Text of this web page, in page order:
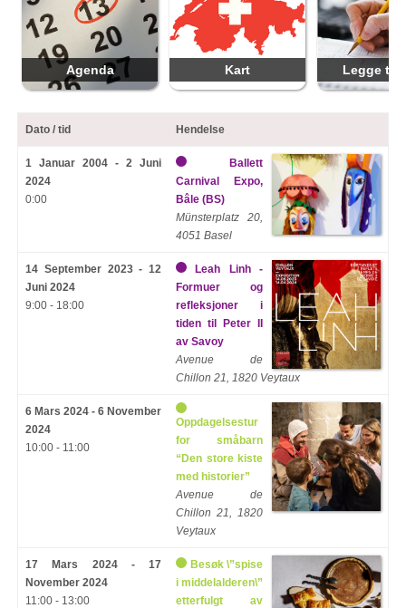
Agenda Kart Legge til
Dato / tid Hendelse
1 Januar 2004 - 2 Juni
2024
0:00
Ballett
Carnival Expo,
Bâle (BS)
Münsterplatz 20,
4051 Basel
14 September 2023 - 12
Juni 2024
9:00 - 18:00
Leah Linh -
Formuer og
refleksjoner i
tiden til Peter II
av Savoy
Avenue de
Chillon 21, 1820 Veytaux
6 Mars 2024 - 6 November
2024
10:00 - 11:00
Oppdagelsestur
for småbarn
“Den store kiste
med historier”
Avenue de
Chillon 21, 1820
Veytaux
17 Mars 2024 - 17
November 2024
11:00 - 13:00
Besøk \”spise
i middelalderen\”
etterfulgt av